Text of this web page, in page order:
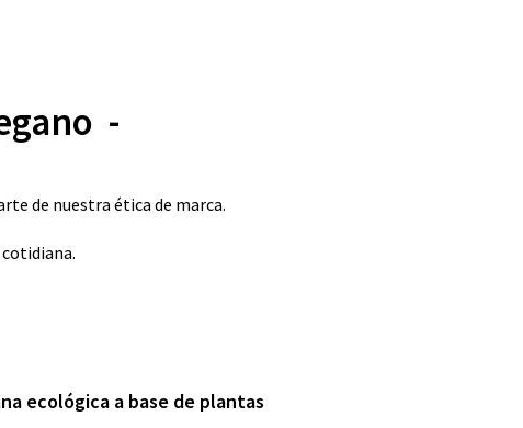
-
de nuestra ética de marca.
ecológica a base de plantas